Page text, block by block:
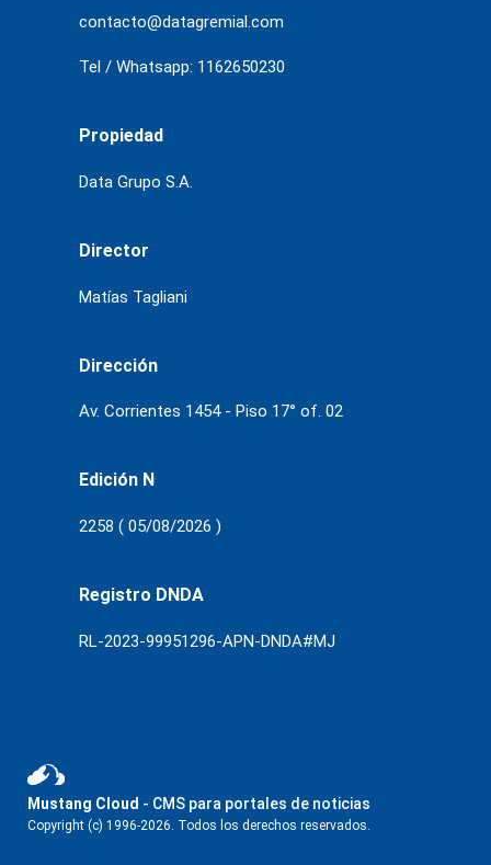
contacto@datagremial.com
Tel / Whatsapp: 1162650230
Propiedad
Data Grupo S.A.
Director
Matías Tagliani
Dirección
Av. Corrientes 1454 - Piso 17° of. 02
Edición N
2258 ( 05/08/2026 )
Registro DNDA
RL-2023-99951296-APN-DNDA#MJ
Mustang Cloud - CMS para portales de noticias
Copyright (c) 1996-2026. Todos los derechos reservados.